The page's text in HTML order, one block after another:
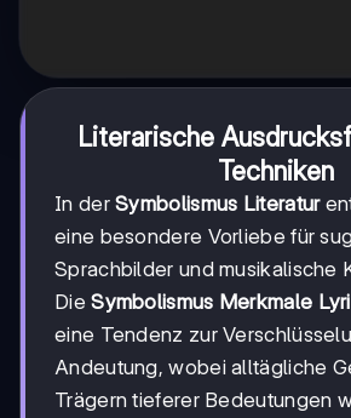
Literarische
Techniken
In derSymbolismus Literatur
eine besondere Vorliebe für
Sprachbilder und musikalische
DieSymbolismus Merkmale
eine Tendenz zur
Andeutung, wobei alltägliche
Trägern tieferer Bedeutungen